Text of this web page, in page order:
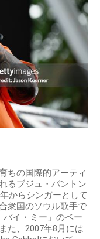
ちの国際的アーティ
るブジュ・バントン
からシンガーとして
衆国のソウル歌手で
バイ・ミー」のベー
た、2007年8月には